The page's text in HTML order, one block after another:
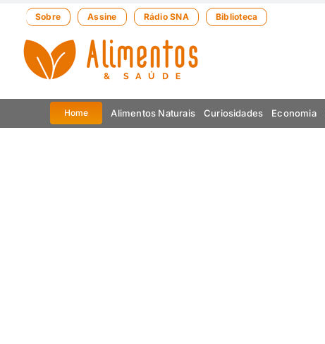
conteúdo
Sobre Assine Rádio SNA Biblioteca
Home Alimentos Naturais Curiosidades Economia